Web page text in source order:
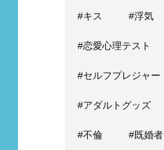
#キス #浮気
#恋愛心理テスト
#セルフプレジャー
#アダルトグッズ
#不倫 #既婚者